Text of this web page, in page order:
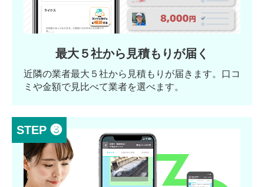
最大５社から見積もりが届く
近隣の業者最大５社から見積もりが届きます。口コ
ミや金額で見比べて業者を選べます。
STEP ❸